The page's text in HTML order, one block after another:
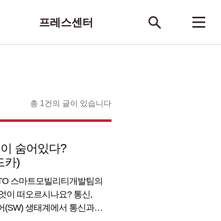
프레스센터
총 1건의 글이 있습니다
숨어있다?
카)
스마트모빌리티개발팀의
이 떠오르시나요? 통신,
(SW) 생태계에서 통신과